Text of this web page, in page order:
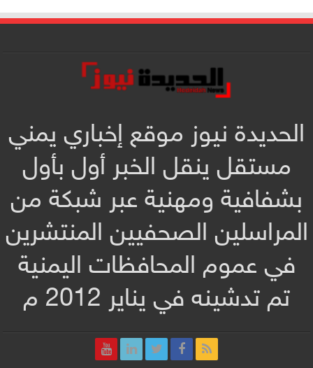
الحديدة نيوز موقع إخباري يمني
مستقل ينقل الخبر أول بأول
بشفافية ومهنية عبر شبكة من
المراسلين الصحفيين المنتشرين
في عموم المحافظات اليمنية
تم تدشينه في يناير 2012 م